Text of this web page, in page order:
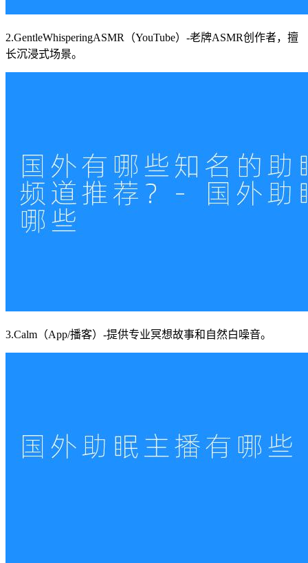
2.GentleWhisperingASMR（YouTube）-老牌ASMR创作者，擅
长沉浸式场景。
3.Calm（App/播客）-提供专业冥想故事和自然白噪音。